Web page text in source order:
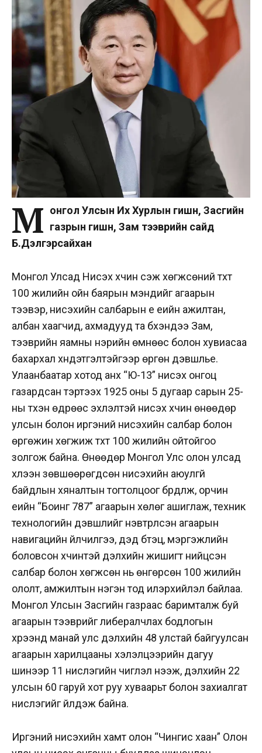
М онгол Улсын Их Хурлын гишүүн, Засгийн
газрын гишүүн, Зам тээврийн сайд
Б.Дэлгэрсайхан
Монгол Улсад Нисэх хүчин үүсэж хөгжсөний түүхт
100 жилийн ойн баярын мэндийг агаарын
тээвэр, нисэхийн салбарын үе үеийн ажилтан,
албан хаагчид, ахмадууд та бүхэндээ Зам,
тээврийн яамны нэрийн өмнөөс болон хувиасаа
бахархал хүндэтгэлтэйгээр өргөн дэвшүүлье.
Улаанбаатар хотод анх “Ю-13” нисэх онгоц
газардсан тэртээх 1925 оны 5 дугаар сарын 25-
ны түүхэн өдрөөс эхлэлтэй нисэх хүчин өнөөдөр
улсын болон иргэний нисэхийн салбар болон
өргөжин хөгжиж түүхт 100 жилийн ойтойгоо
золгож байна. Өнөөдөр Монгол Улс олон улсад
хүлээн зөвшөөрөгдсөн нисэхийн аюулгүй
байдлын хяналтын тогтолцоог бүрдүүлж, орчин
үеийн “Боинг 787” агаарын хөлөг ашиглаж, техник
технологийн дэвшлийг нэвтрүүлсэн агаарын
навигацийн үйлчилгээ, дэд бүтэц, мэргэжлийн
боловсон хүчинтэй дэлхийн жишигт нийцсэн
салбар болон хөгжсөн нь өнгөрсөн 100 жилийн
ололт, амжилтын нэгэн тод илэрхийлэл байлаа.
Монгол Улсын Засгийн газраас баримталж буй
агаарын тээврийг либералчлах бодлогын
хүрээнд манай улс дэлхийн 48 улстай байгуулсан
агаарын харилцааны хэлэлцээрийн дагуу
шинээр 11 нислэгийн чиглэл нээж, дэлхийн 22
улсын 60 гаруй хот руу хуваарьт болон захиалгат
нислэгийг үйлдэж байна.
Иргэний нисэхийн хамт олон “Чингис хаан” Олон